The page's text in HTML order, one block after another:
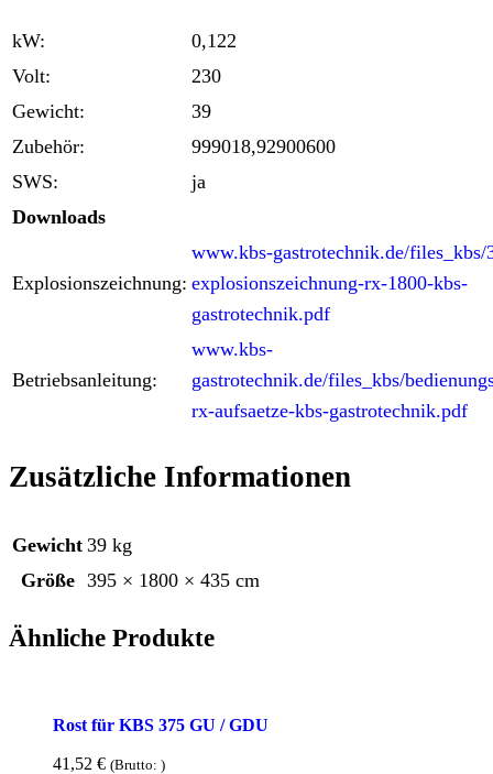
kW:
0,122
Volt:
230
Gewicht:
39
Zubehör:
999018,92900600
SWS:
ja
Downloads
Explosionszeichnung:
www.kbs-gastrotechnik.de/files_kbs/
explosionszeichnung-rx-1800-kbs-
gastrotechnik.pdf
Betriebsanleitung:
www.kbs-
gastrotechnik.de/files_kbs/
rx-aufsaetze-kbs-gastrotechnik.pdf
Zusätzliche Informationen
Gewicht 39 kg
Größe 395 × 1800 × 435 cm
Ähnliche Produkte
Rost für KBS 375 GU / GDU
41,52 € (Brutto: )